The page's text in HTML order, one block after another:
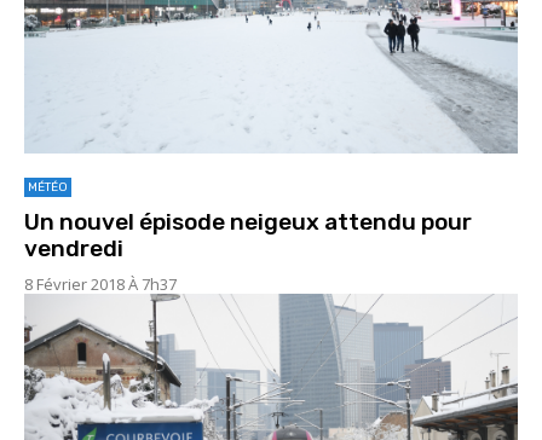
MÉTÉO
Un nouvel épisode neigeux attendu pour
vendredi
8 Février 2018 À 7h37